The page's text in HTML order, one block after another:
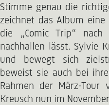
Stimme genau die
zeichnet das Album
die „Comic Trip“
nachhallen lässt. Sylvie
und bewegt sich
beweist sie auch bei
Rahmen der März-Tour
Kreusch nun im